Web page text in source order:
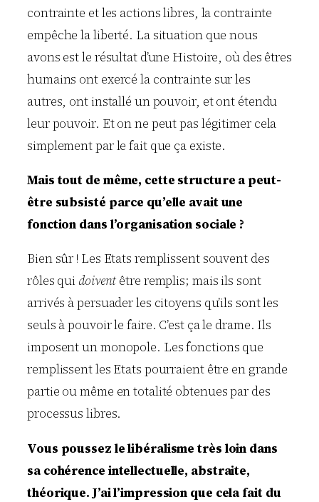
contrainte et les actions libres, la contrainte
empêche la liberté. La situation que nous
avons est le résultat d’une Histoire, où des êtres
humains ont exercé la contrainte sur les
autres, ont installé un pouvoir, et ont étendu
leur pouvoir. Et on ne peut pas légitimer cela
simplement par le fait que ça existe.
Mais tout de même, cette structure a peut-
être subsisté parce qu’elle avait une
fonction dans l’organisation sociale ?
Bien sûr ! Les Etats remplissent souvent des
rôles quidoivent être remplis; mais ils sont
arrivés à persuader les citoyens qu’ils sont les
seuls à pouvoir le faire. C’est ça le drame. Ils
imposent un monopole. Les fonctions que
remplissent les Etats pourraient être en grande
partie ou même en totalité obtenues par des
processus libres.
Vous poussez le libéralisme très loin dans
sa cohérence intellectuelle, abstraite,
théorique. J’ai l’impression que cela fait du